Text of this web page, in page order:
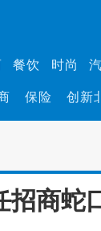
餐饮 时尚
保险 创新
招商蛇